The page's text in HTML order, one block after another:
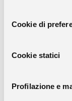
Cookie di
Cookie statici
Profilazione e